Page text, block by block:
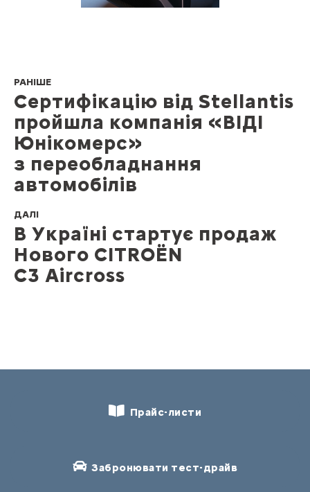
РАНІШЕ
Сертифікацію від Stellantis
пройшла компанія «ВІДІ
Юнікомерс»
з переобладнання
автомобілів
ДАЛІ
В Україні стартує продаж
Нового CITROЁN
C3 Aircross
Прайс-листи
Забронювати тест-драйв